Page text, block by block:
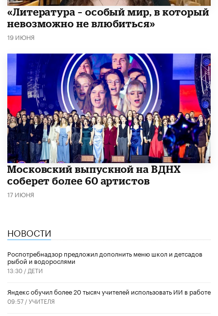
​«Литература – особый мир, в который
невозможно не влюбиться»
19 ИЮНЯ
Московский выпускной на ВДНХ
соберет более 60 артистов
17 ИЮНЯ
НОВОСТИ
Роспотребнадзор предложил дополнить меню школ и детсадов
рыбой и водорослями
13:30 / ДЕТИ
​Яндекс обучил более 20 тысяч учителей использовать ИИ в работе
09:57 /УЧИТЕЛЯ